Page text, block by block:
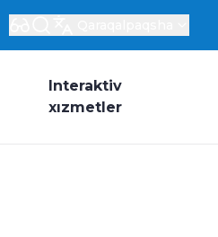
Interaktiv
xızmetler